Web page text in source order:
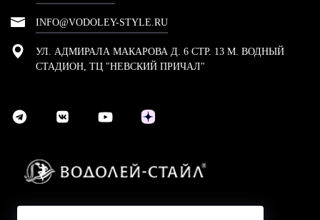
INFO@VODOLEY-STYLE.RU
УЛ. АДМИРАЛА МАКАРОВА Д. 6 СТР. 13 М. ВОДНЫЙ
СТАДИОН, ТЦ "НЕВСКИЙ ПРИЧАЛ"